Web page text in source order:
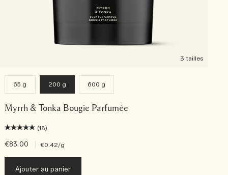
3 tailles
65 g 200 g 600 g
Myrrh & Tonka Bougie Parfumée
(18)
€83.00 €0.42/g
Ajouter au panier